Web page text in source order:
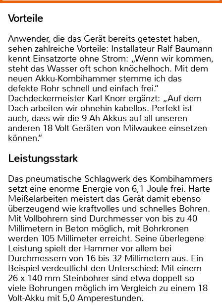
Vorteile
Anwender, die das Gerät bereits getestet haben,
sehen zahlreiche Vorteile: Installateur Ralf Baumann
kennt Einsatzorte ohne Strom: „Wenn wir kommen,
steht das Wasser oft schon knöchelhoch. Mit dem
neuen Akku-Kombihammer stemme ich das
defekte Rohr schnell und einfach frei.“
Dachdeckermeister Karl Knorr ergänzt: „Auf dem
Dach arbeiten wir ohnehin kabellos. Perfekt ist
auch, dass wir die 9 Ah Akkus auf all unseren
anderen 18 Volt Geräten von Milwaukee einsetzen
können.“
Leistungsstark
Das pneumatische Schlagwerk des Kombihammers
setzt eine enorme Energie von 6,1 Joule frei. Harte
Meißelarbeiten meistert das Gerät damit ebenso
überzeugend wie kraftvolles und schnelles Bohren.
Mit Vollbohrern sind Durchmesser von bis zu 40
Millimetern in Beton möglich, mit Bohrkronen
werden 105 Millimeter erreicht. Seine überlegene
Leistung spielt der Hammer vor allem bei
Durchmessern von 16 bis 32 Millimetern aus. Ein
Beispiel verdeutlicht den Unterschied: Mit einem
26 x 140 mm Steinbohrer sind etwa doppelt so
viele Bohrungen möglich im Vergleich zu einem 18
Volt-Akku mit 5,0 Amperestunden.